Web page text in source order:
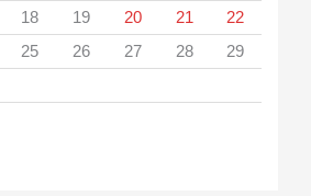
18 19 20 21
22
25 26 27 28
29